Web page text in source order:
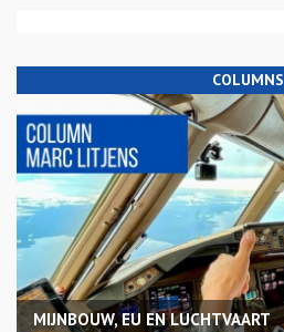
COLUMNS
MIJNBOUW, EU EN LUCHTVAART